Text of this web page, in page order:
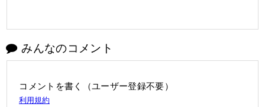
みんなのコメント
コメントを書く（ユーザー登録不要）